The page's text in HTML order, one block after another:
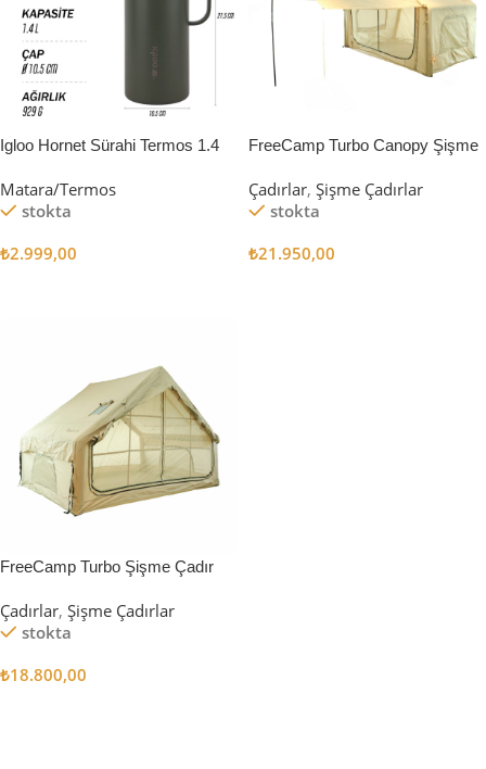
Igloo Hornet Sürahi Termos 1.4
Matara/Termos
stokta
₺2.999,00
FreeCamp Turbo Canopy Şişme
Çadırlar, Şişme Çadırlar
stokta
₺21.950,00
FreeCamp Turbo Şişme Çadır
Çadırlar, Şişme Çadırlar
stokta
₺18.800,00